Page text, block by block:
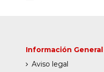
Información General
Aviso legal